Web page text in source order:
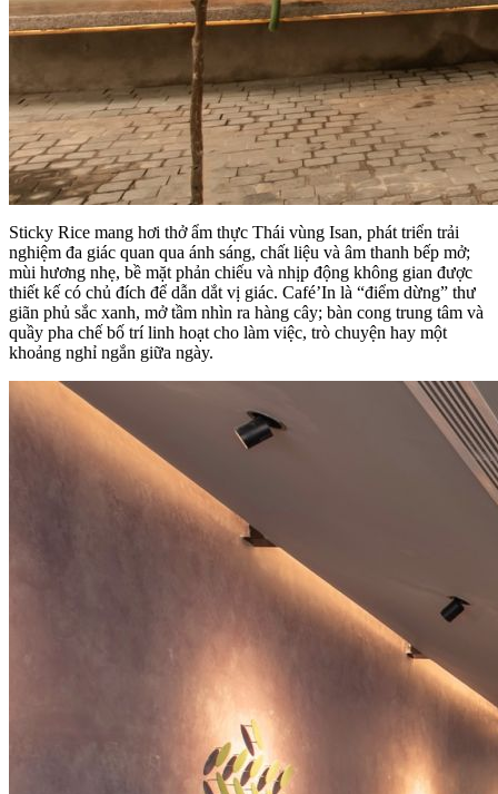
Sticky Rice mang hơi thở ẩm thực Thái vùng Isan, phát triển trải
nghiệm đa giác quan qua ánh sáng, chất liệu và âm thanh bếp mở;
mùi hương nhẹ, bề mặt phản chiếu và nhịp động không gian được
thiết kế có chủ đích để dẫn dắt vị giác. Café’In là “điểm dừng” thư
giãn phủ sắc xanh, mở tầm nhìn ra hàng cây; bàn cong trung tâm và
quầy pha chế bố trí linh hoạt cho làm việc, trò chuyện hay một
khoảng nghỉ ngắn giữa ngày.